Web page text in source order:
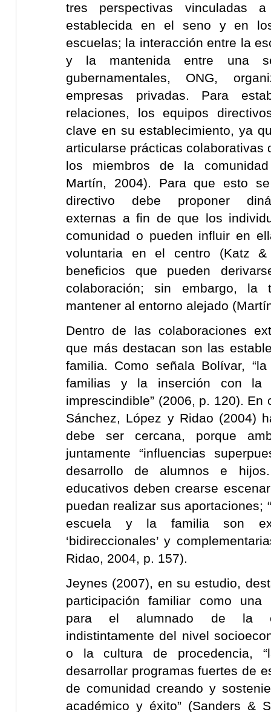
tres perspectivas vinculadas
establecida en el seno y en
escuelas; la interacción entre la
y la mantenida entre una
gubernamentales, ONG,
empresas privadas. Para
relaciones, los equipos
clave en su establecimiento, ya
articularse prácticas colaborativas
los miembros de la
Martín, 2004). Para que esto
directivo debe proponer
externas a fin de que los
comunidad o pueden influir en
voluntaria en el centro (Katz
beneficios que pueden
colaboración; sin embargo, la
mantener al entorno alejado
Dentro de las colaboraciones
que más destacan son las
familia. Como señala Bolívar,
familias y la inserción con la
imprescindible” (2006, p. 120). En
Sánchez, López y Ridao (2004)
debe ser cercana, porque
juntamente “influencias
desarrollo de alumnos e
educativos deben crearse
puedan realizar sus aportaciones;
escuela y la familia son
‘bidireccionales’ y
Ridao, 2004, p. 157).
Jeynes (2007), en su estudio,
participación familiar como una
para el alumnado de la
indistintamente del nivel
o la cultura de procedencia,
desarrollar programas fuertes de
de comunidad creando y
académico y éxito” (Sanders &